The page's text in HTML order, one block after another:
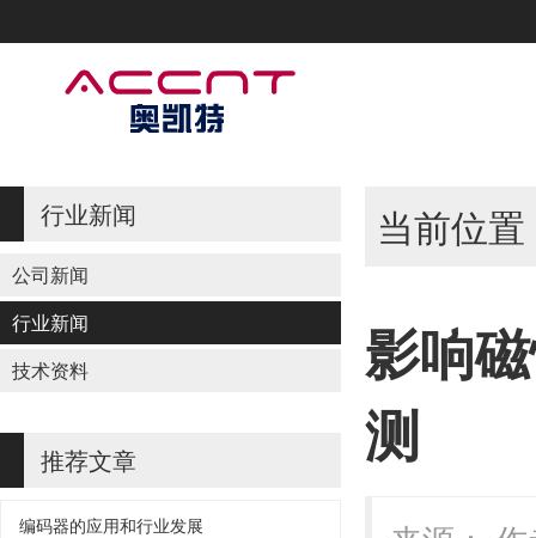
行业新闻
公司新闻
行业新闻
技术资料
推荐文章
编码器的应用和行业发展
当前位
影响
测